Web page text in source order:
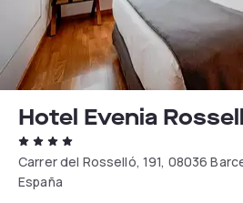
Hotel Evenia
Carrer del Rosselló, 191, 08036
España